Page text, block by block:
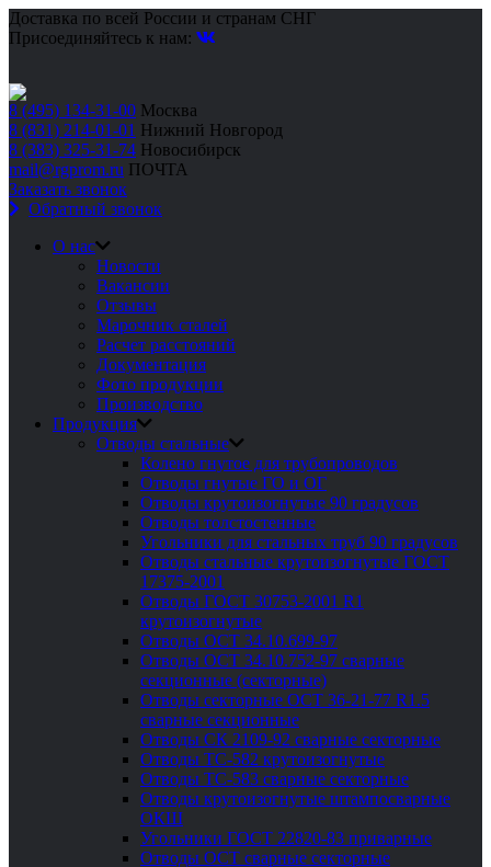
Доставка по всей России и странам СНГ
Присоединяйтесь к нам:
8 (495) 134-31-00 Москва
8 (831) 214-01-01 Нижний Новгород
8 (383) 325-31-74 Новосибирск
mail@rgprom.ru ПОЧТА
Заказать звонок
Обратный звонок
О нас
Новости
Вакансии
Отзывы
Марочник сталей
Расчет расстояний
Документация
Фото продукции
Производство
Продукция
Отводы стальные
Колено гнутое для трубопроводов
Отводы гнутые ГО и ОГ
Отводы крутоизогнутые 90 градусов
Отводы толстостенные
Угольники для стальных труб 90 градусов
Отводы стальные крутоизогнутые ГОСТ
17375-2001
Отводы ГОСТ 30753-2001 R1
крутоизогнутые
Отводы ОСТ 34.10.699-97
Отводы ОСТ 34.10.752-97 сварные
секционные (секторные)
Отводы секторные ОСТ 36-21-77 R1.5
сварные секционные
Отводы СК 2109-92 сварные секторные
Отводы ТС-582 крутоизогнутые
Отводы ТС-583 сварные секторные
Отводы крутоизогнутые штампосварные
ОКШ
Угольники ГОСТ 22820-83 приварные
Отводы ОСТ сварные секторные